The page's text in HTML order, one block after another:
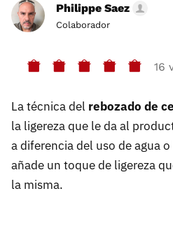
Philippe Saez
Colaborador
16
La técnica del rebozado de
la ligereza que le da al
a diferencia del uso de agua
añade un toque de ligereza
la misma.